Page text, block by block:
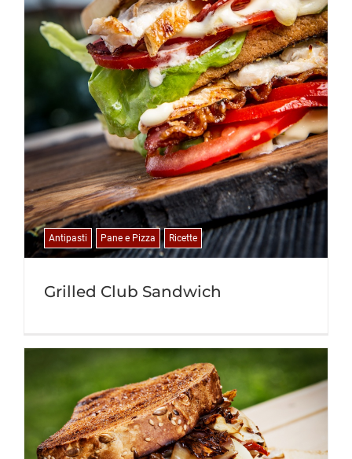
Grilled Club Sandwich
Antipasti Pane e Pizza Ricette